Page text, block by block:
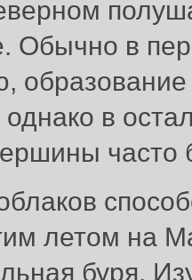
Обычно в
однако в
летом на
буря.